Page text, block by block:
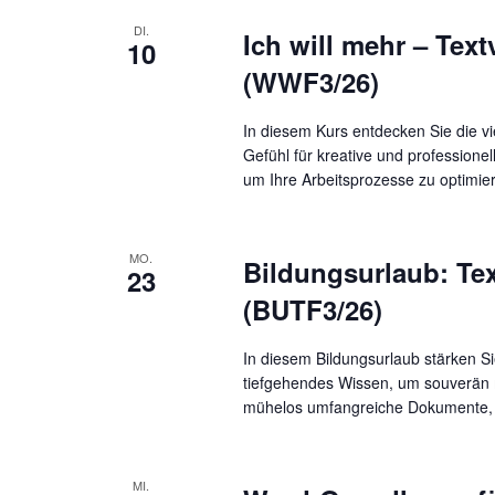
DI.
10
Ich will mehr –
(WWF3/26)
In diesem Kurs entdecken Sie die
Gefühl für kreative und
um Ihre Arbeitsprozesse zu
MO.
23
Bildungsurlaub:
(BUTF3/26)
In diesem Bildungsurlaub stärken
tiefgehendes Wissen, um
mühelos umfangreiche
MI.